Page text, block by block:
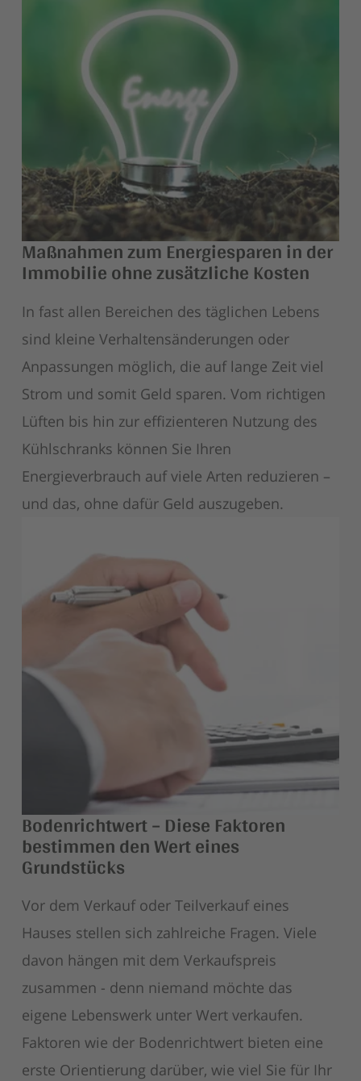
Maßnahmen zum Energiesparen in der
Immobilie ohne zusätzliche Kosten
In fast allen Bereichen des täglichen Lebens
sind kleine Verhaltensänderungen oder
Anpassungen möglich, die auf lange Zeit viel
Strom und somit Geld sparen. Vom richtigen
Lüften bis hin zur effizienteren Nutzung des
Kühlschranks können Sie Ihren
Energieverbrauch auf viele Arten reduzieren –
und das, ohne dafür Geld auszugeben.
Bodenrichtwert – Diese Faktoren
bestimmen den Wert eines
Grundstücks
Vor dem Verkauf oder Teilverkauf eines
Hauses stellen sich zahlreiche Fragen. Viele
davon hängen mit dem Verkaufspreis
zusammen - denn niemand möchte das
eigene Lebenswerk unter Wert verkaufen.
Faktoren wie der Bodenrichtwert bieten eine
erste Orientierung darüber, wie viel Sie für Ihr